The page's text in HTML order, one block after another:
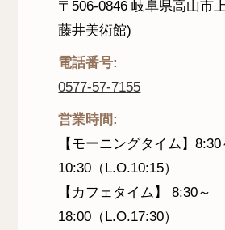
〒506-0846 岐阜県高山市
藤井美術館)
電話番号:
0577-57-7155
営業時間:
【モーニングタイム】8:30
10:30（L.O.10:15）
【カフェタイム】 8:30～
18:00（L.O.17:30）